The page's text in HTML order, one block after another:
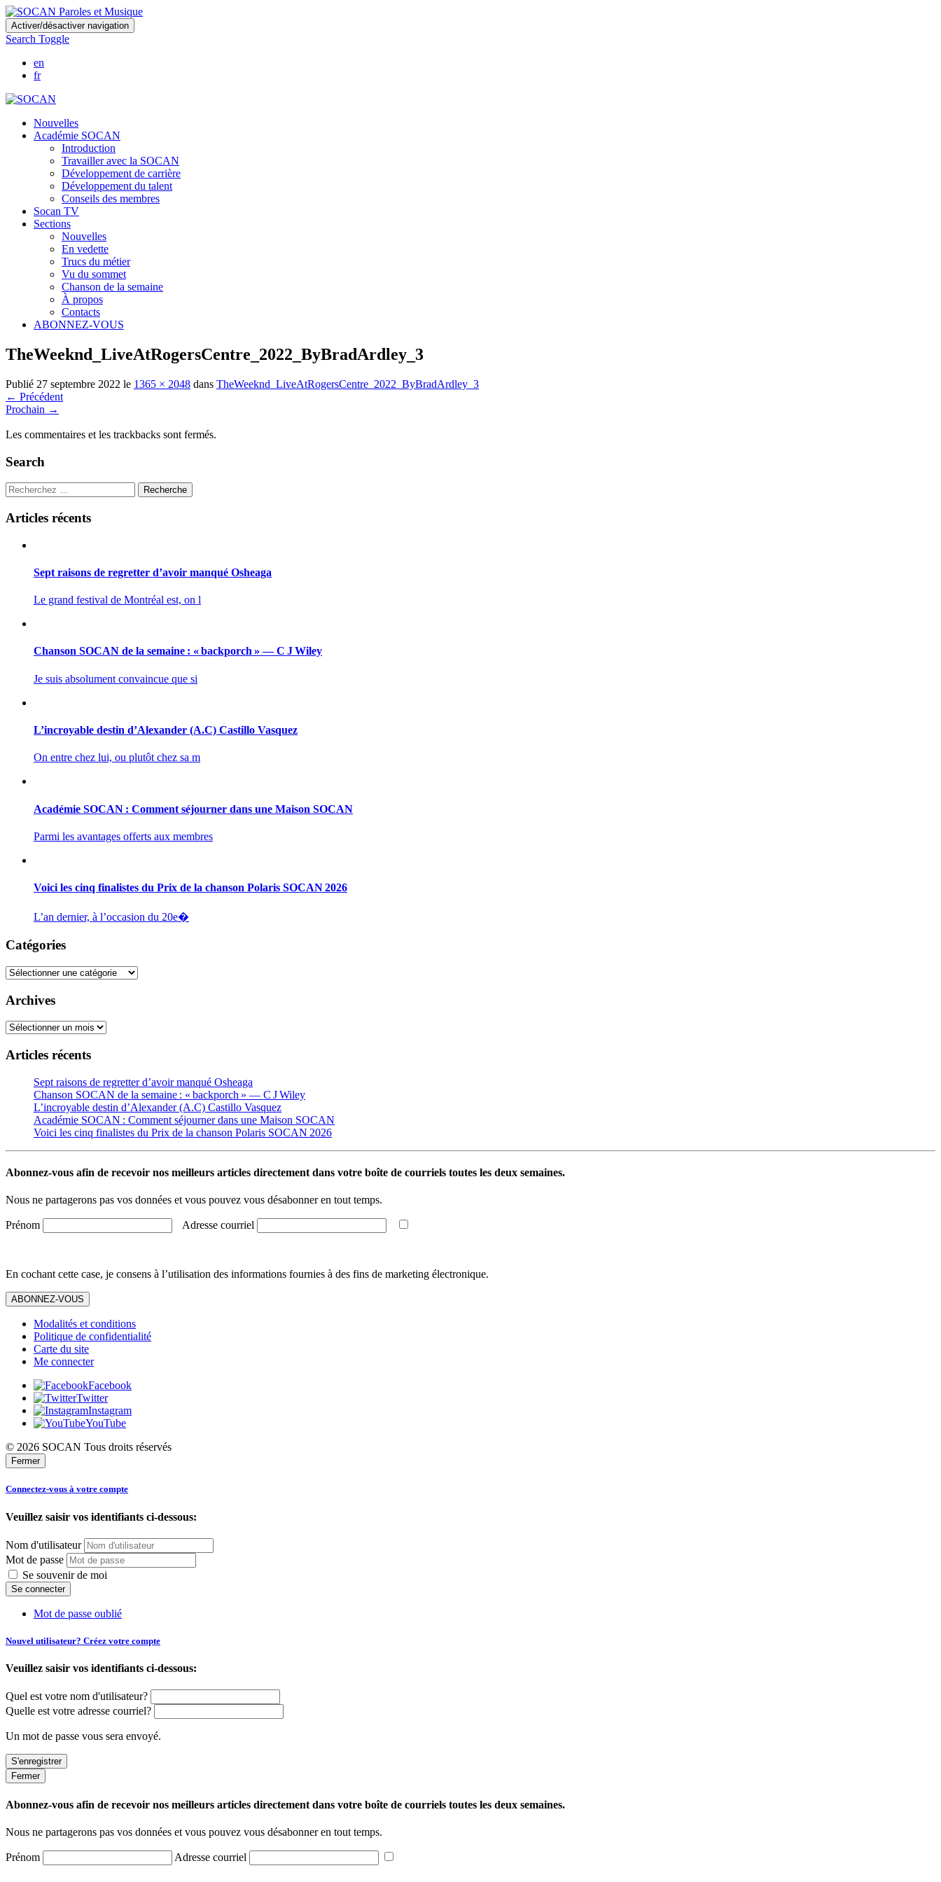
Skip
to
main
content
Activer/désactiver navigation
Search Toggle
en
fr
Nouvelles
Académie SOCAN
Introduction
Travailler avec la SOCAN
Développement de carrière
Développement du talent
Conseils des membres
Socan TV
Sections
Nouvelles
En vedette
Trucs du métier
Vu du sommet
Chanson de la semaine
À propos
Contacts
ABONNEZ-VOUS
TheWeeknd_LiveAtRogersCentre_2022_ByBradArdley_3
Publié 27 septembre 2022 le 1365 × 2048 dans TheWeeknd_LiveAtRogersCentre_2022_ByBradArdley_3
← Précédent
Prochain →
Les commentaires et les trackbacks sont fermés.
Search
Recherche
Articles récents
Sept raisons de regretter d’avoir manqué Osheaga
Le grand festival de Montréal est, on l
Chanson SOCAN de la semaine : « backporch » — C J Wiley
Je suis absolument convaincue que si
L’incroyable destin d’Alexander (A.C) Castillo Vasquez
On entre chez lui, ou plutôt chez sa m
Académie SOCAN : Comment séjourner dans une Maison SOCAN
Parmi les avantages offerts aux membres
Voici les cinq finalistes du Prix de la chanson Polaris SOCAN 2026
L’an dernier, à l’occasion du 20e�
Catégories
Catégories
Archives
Archives
Articles récents
Sept raisons de regretter d’avoir manqué Osheaga
Chanson SOCAN de la semaine : « backporch » — C J Wiley
L’incroyable destin d’Alexander (A.C) Castillo Vasquez
Académie SOCAN : Comment séjourner dans une Maison SOCAN
Voici les cinq finalistes du Prix de la chanson Polaris SOCAN 2026
Abonnez-vous afin de recevoir nos meilleurs articles directement dans votre boîte de courriels toutes les deux semaines.
Nous ne partagerons pas vos données et vous pouvez vous désabonner en tout temps.
Prénom Adresse courriel
En cochant cette case, je consens à l’utilisation des informations fournies à des fins de marketing électronique.
ABONNEZ-VOUS
Modalités et conditions
Politique de confidentialité
Carte du site
Me connecter
Facebook
Twitter
Instagram
YouTube
© 2026 SOCAN Tous droits réservés
Fermer
Connectez-vous à votre compte
Veuillez saisir vos identifiants ci-dessous:
Nom d'utilisateur
Mot de passe
Se souvenir de moi
Mot de passe oublié
Nouvel utilisateur? Créez votre compte
Veuillez saisir vos identifiants ci-dessous:
Quel est votre nom d'utilisateur?
Quelle est votre adresse courriel?
Un mot de passe vous sera envoyé.
Fermer
Abonnez-vous afin de recevoir nos meilleurs articles directement dans votre boîte de courriels toutes les deux semaines.
Nous ne partagerons pas vos données et vous pouvez vous désabonner en tout temps.
Prénom Adresse courriel